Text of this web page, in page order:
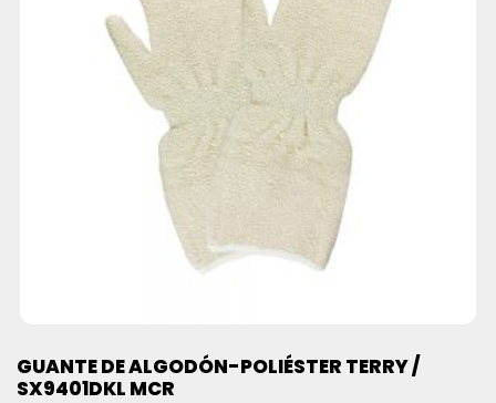
GUANTE DE ALGODÓN-POLIÉSTER TERRY /
SX9401DKL MCR